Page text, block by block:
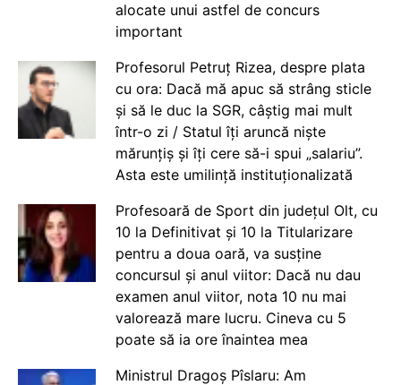
alocate unui astfel de concurs
important
Profesorul Petruț Rizea, despre plata
cu ora: Dacă mă apuc să strâng sticle
și să le duc la SGR, câștig mai mult
într-o zi / Statul îți aruncă niște
mărunțiș și îți cere să-i spui „salariu”.
Asta este umilință instituționalizată
Profesoară de Sport din județul Olt, cu
10 la Definitivat și 10 la Titularizare
pentru a doua oară, va susține
concursul și anul viitor: Dacă nu dau
examen anul viitor, nota 10 nu mai
valorează mare lucru. Cineva cu 5
poate să ia ore înaintea mea
Ministrul Dragoș Pîslaru: Am